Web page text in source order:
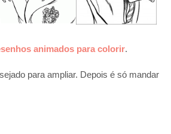
animados para colorir.
para ampliar. Depois é só mandar